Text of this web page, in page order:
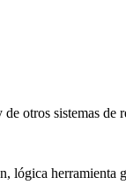
otros sistemas de
lógica herramienta